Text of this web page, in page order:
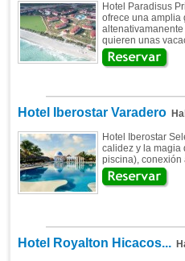
Hotel Paradisus
ofrece una amplia
quieren unas
Hotel Iberostar Varadero
Hotel Iberostar
calidez y la magia
piscina), conexión
Hotel Royalton Hicacos...